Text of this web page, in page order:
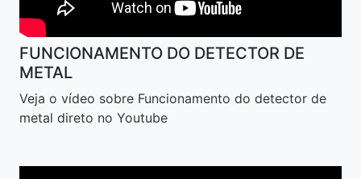
FUNCIONAMENTO DO DETECTOR DE
METAL
Veja o vídeo sobre Funcionamento do detector de
metal direto no Youtube